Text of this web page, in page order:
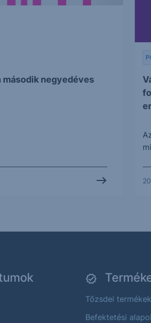
második negyedéves
Tőzsdei termékek
Befektetési